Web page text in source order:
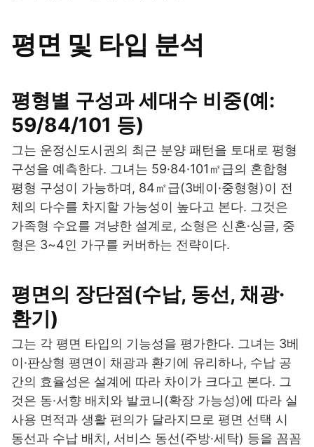
평면 및 타입 분석
평형별 구성과 세대수 비중(예:
59/84/101 등)
그는 운정신도시권의 최근 분양 패턴을 토대로 평형
구성을 예측한다. 그녀는 59·84·101㎡급의 혼합형
평형 구성이 가능하며, 84㎡급(3베이·중형형)이 전
체의 다수를 차지할 가능성이 높다고 본다. 그것은
가족형 수요를 겨냥한 설계로, 소형은 신혼·싱글, 중
형은 3~4인 가구를 커버하는 전략이다.
평면의 장단점(수납, 동선, 채광·
환기)
그는 각 평면 타입의 기능성을 평가한다. 그녀는 3베
이·판상형 평면이 채광과 환기에 유리하나, 수납 공
간의 효율성은 설계에 따라 차이가 크다고 본다. 그
것은 동·서향 배치와 발코니(확장 가능성)에 따라 실
사용 면적과 생활 편의가 달라지므로 평면 선택 시
동선과 수납 배치, 서비스 동선(주방·세탁) 등을 꼼꼼